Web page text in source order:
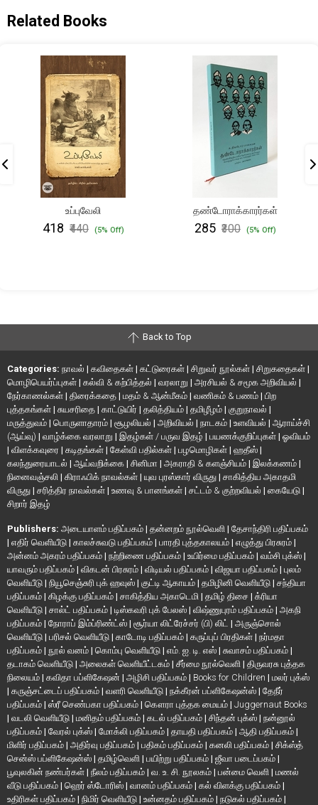
Related Books
உப்புவேலி
₹418 ₹440 (5% Off)
தண்டோராக்காரர்கள்
₹285 ₹300 (5% Off)
Back to Top
Categories: நாவல் | கவிதைகள் | கட்டுரைகள் | சிறுவர் நூல்கள் | சிறுகதைகள் |
மொழிபெயர்ப்புகள் | கல்வி & கற்பித்தல் | வரலாறு | அரசியல் & சமூக அறிவியல் |
நேர்காணல்கள் | திரைக்கதை | மதம் & ஆன்மீகம் | வணிகம் & பணம் | பிற
புத்தகங்கள் | சுயசரிதை | காட்டுயிர் | தலித்தியம் | தமிழீழம் | குறுநாவல் |
மருத்துவம் | பொருளாதாரம் | சூழலியல் | அறிவியல் | நாடகம் | உளவியல் | ஆராய்ச்சி
(ஆய்வு) | வாழ்க்கை வரலாறு | இதழ்கள் / பருவ இதழ் | பயணக்குறிப்புகள் | ஓவியம்
| விளக்கவுரை | கடிதங்கள் | கேள்வி பதில்கள் | பழமொழிகள் | ஹதீஸ் |
கலந்துரையாடல் | ஆய்வறிக்கை | சினிமா | அகராதி & களஞ்சியம் | இலக்கணம் |
நினைவஞ்சலி | கிராஃபிக் நாவல்கள் | யுவ புரஸ்கார் விருது | சாகித்திய அகாதமி
விருது | சரித்திர நாவல்கள் | உணவு & பானங்கள் | சட்டம் & குற்றவியல் | கையேடு |
சிறார் இதழ்
Publishers: அடையாளம் பதிப்பகம் | தன்னறம் நூல்வெளி | தேசாந்திரி பதிப்பகம்
| எதிர் வெளியீடு | காலச்சுவடு பதிப்பகம் | பாரதி புத்தகாலயம் | எழுத்து பிரசுரம் |
அன்னம் அகரம் பதிப்பகம் | நற்றிணை பதிப்பகம் | உயிர்மை பதிப்பகம் | வம்சி புக்ஸ் |
யாவரும் பதிப்பகம் | விகடன் பிரசுரம் | விடியல் பதிப்பகம் | விஜயா பதிப்பகம் | புலம்
வெளியீடு | நியூசெஞ்சுரி புக் ஹவுஸ் | குட்டி ஆகாயம் | தமிழினி வெளியீடு | சந்தியா
பதிப்பகம் | கிழக்கு பதிப்பகம் | சாகித்திய அகாடெமி | தமிழ் திசை | க்ரியா
வெளியீடு | சால்ட் பதிப்பகம் | டிஸ்கவரி புக் பேலஸ் | விஷ்ணுபுரம் பதிப்பகம் | அகநி
பதிப்பகம் | நோராப் இம்ப்ரிண்ட்ஸ் | சூர்யா லிட்ரேச்சர் (பி) லிட் | அருஞ்சொல்
வெளியீடு | பரிசல் வெளியீடு | காடோடி பதிப்பகம் | கருப்புப் பிரதிகள் | நர்மதா
பதிப்பகம் | நூல் வனம் | கொம்பு வெளியீடு | எம். ஐ. டி. எஸ் | சுவாசம் பதிப்பகம் |
தடாகம் வெளியீடு | அலைகள் வெளியீட்டகம் | சீர்மை நூல்வெளி | திருவரசு புத்தக
நிலையம் | கவிதா பப்ளிகேஷன் | அழிசி பதிப்பகம் | Books for Children | மலர் புக்ஸ்
| கருஞ்சட்டைப் பதிப்பகம் | வளரி வெளியீடு | நக்கீரன் பப்ளிகேஷன்ஸ் | தேநீர்
பதிப்பகம் | ஸ்ரீ செண்பகா பதிப்பகம் | கௌரா புத்தக மையம் | Juggernaut Books
| வடலி வெளியீடு | மனிதம் பதிப்பகம் | கடல் பதிப்பகம் | சிந்தன் புக்ஸ் | நன்னூல்
பதிப்பகம் | வேரல் புக்ஸ் | மோக்லி பதிப்பகம் | தாயதி பதிப்பகம் | ஆதி பதிப்பகம் |
மிளிர் பதிப்பகம் | அதிர்வு பதிப்பகம் | பதிகம் பதிப்பகம் | கனலி பதிப்பகம் | சிக்ஸ்த்
சென்ஸ் பப்ளிகேஷன்ஸ் | தமிழ்வெளி | பயிற்று பதிப்பகம் | ஜீவா படைப்பகம் |
பூவுலகின் நண்பர்கள் | நீலம் பதிப்பகம் | வ. உ. சி. நூலகம் | பன்மை வெளி | மணல்
வீடு பதிப்பகம் | ஹெர் ஸ்டோரிஸ் | வானம் பதிப்பகம் | கல் விளக்கு பதிப்பகம் |
உதிரிகள் பதிப்பகம் | நிமிர் வெளியீடு | உன்னதம் பதிப்பகம் | நடுகல் பதிப்பகம் |